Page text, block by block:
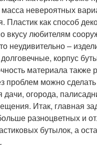
невероятных
Пластик как способ
вкусу любителям
неудивительно –
корпус
материала также
проблем можно
дачи, огорода,
Итак, главная
разноцветных и
бутылок, а